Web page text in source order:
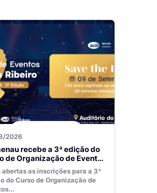
2026
recebe a 3ª edição do
de Organização de Eventos
abertas as inscrições para a 3ª
do Curso de Organização de